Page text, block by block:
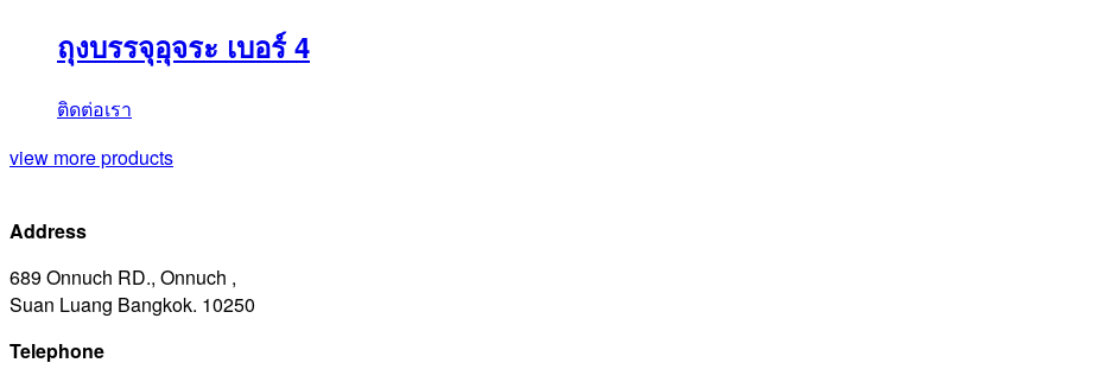
ถุงบรรจุอุจระ เบอร์ 4
ติดต่อเรา
view more products
Address
689 Onnuch RD., Onnuch ,
Suan Luang Bangkok. 10250
Telephone